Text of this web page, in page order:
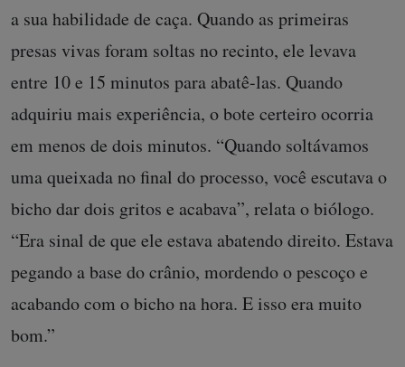
a sua habilidade de caça. Quando as primeiras
presas vivas foram soltas no recinto, ele levava
entre 10 e 15 minutos para abatê-las. Quando
adquiriu mais experiência, o bote certeiro ocorria
em menos de dois minutos. “Quando soltávamos
uma queixada no final do processo, você escutava o
bicho dar dois gritos e acabava”, relata o biólogo.
“Era sinal de que ele estava abatendo direito. Estava
pegando a base do crânio, mordendo o pescoço e
acabando com o bicho na hora. E isso era muito
bom.”